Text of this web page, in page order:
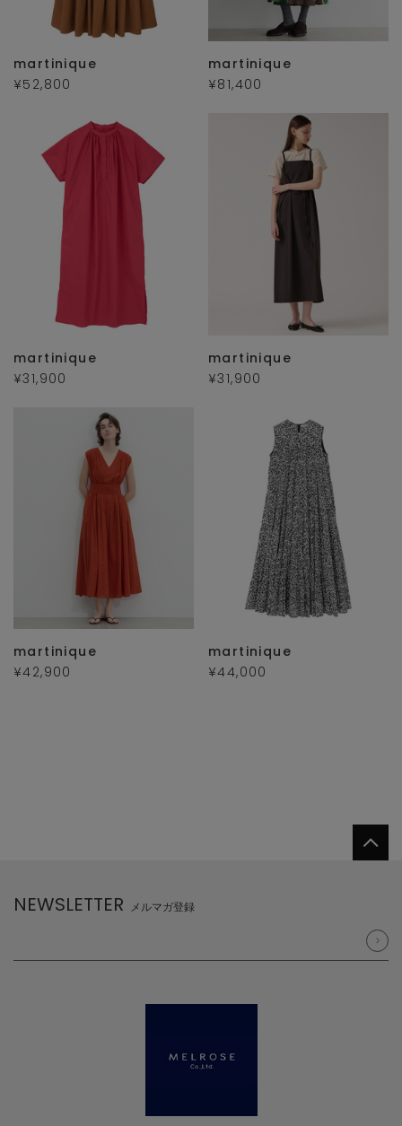
martinique
¥52,800
martinique
¥81,400
martinique
¥31,900
martinique
¥31,900
martinique
¥42,900
martinique
¥44,000
NEWSLETTER メルマガ登録